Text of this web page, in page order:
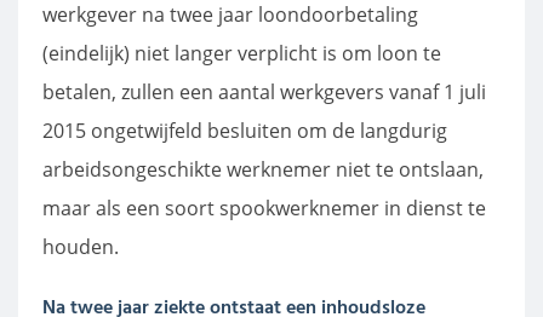
werkgever na twee jaar loondoorbetaling
(eindelijk) niet langer verplicht is om loon te
betalen, zullen een aantal werkgevers vanaf 1 juli
2015 ongetwijfeld besluiten om de langdurig
arbeidsongeschikte werknemer niet te ontslaan,
maar als een soort spookwerknemer in dienst te
houden.
Na twee jaar ziekte ontstaat een inhoudsloze